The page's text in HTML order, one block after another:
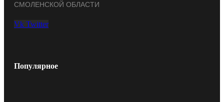
СМОЛЕНСКОЙ ОБЛАСТИ
Vk Twitter
Популярное